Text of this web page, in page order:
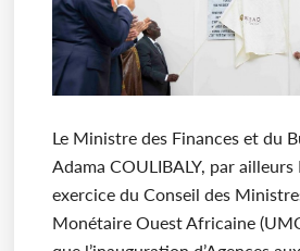
Le Ministre des Finances et du
Adama COULIBALY, par ailleurs
exercice du Conseil des
Monétaire Ouest Africaine